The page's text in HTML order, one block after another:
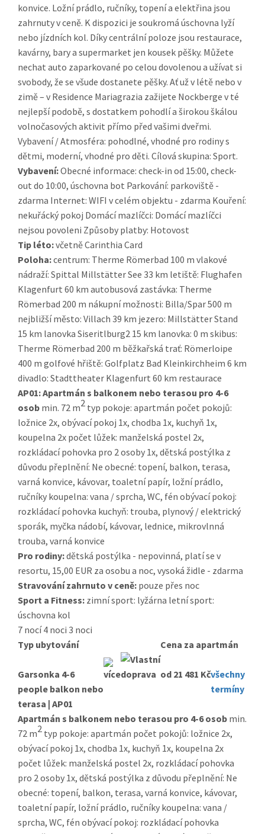
konvice. Ložní prádlo, ručníky, topení a elektřina jsou
zahrnuty v ceně. K dispozici je soukromá úschovna lyží
nebo jízdních kol. Díky centrální poloze jsou restaurace,
kavárny, bary a supermarket jen kousek pěšky. Můžete
nechat auto zaparkované po celou dovolenou a užívat si
svobody, že se všude dostanete pěšky. Ať už v létě nebo v
zimě – v Residence Mariagrazia zažijete Nockberge v té
nejlepší podobě, s dostatkem pohodlí a širokou škálou
volnočasových aktivit přímo před vašimi dveřmi.
Vybavení / Atmosféra: pohodlné, vhodné pro rodiny s
dětmi, moderní, vhodné pro děti. Cílová skupina: Sport.
Vybavení:Obecné informace: check-in od 15:00, check-
out do 10:00, úschovna bot Parkování: parkoviště -
zdarma Internet: WIFI v celém objektu - zdarma Kouření:
nekuřácký pokoj Domácí mazlíčci: Domácí mazlíčci
nejsou povoleni Způsoby platby: Hotovost
Tip léto:včetně Carinthia Card
Poloha:centrum: Therme Römerbad 100 m vlakové
nádraží: Spittal Millstätter See 33 km letiště: Flughafen
Klagenfurt 60 km autobusová zastávka: Therme
Römerbad 200 m nákupní možnosti: Billa/Spar 500 m
nejbližší město: Villach 39 km jezero: Millstätter Stand
15 km lanovka Siseritlburg2 15 km lanovka: 0 m skibus:
Therme Römerbad 200 m běžkařská trať: Römerloipe
400 m golfové hřiště: Golfplatz Bad Kleinkirchheim 6 km
divadlo: Stadttheater Klagenfurt 60 km restaurace
AP01:Apartmán s balkonem nebo terasou pro 4-6
osob min. 72 m2 typ pokoje: apartmán počet pokojů:
ložnice 2x, obývací pokoj 1x, chodba 1x, kuchyň 1x,
koupelna 2x počet lůžek: manželská postel 2x,
rozkládací pohovka pro 2 osoby 1x, dětská postýlka z
důvodu přeplnění: Ne obecné: topení, balkon, terasa,
varná konvice, kávovar, toaletní papír, ložní prádlo,
ručníky koupelna: vana / sprcha, WC, fén obývací pokoj:
rozkládací pohovka kuchyň: trouba, plynový / elektrický
sporák, myčka nádobí, kávovar, lednice, mikrovlnná
trouba, varná konvice
Pro rodiny:dětská postýlka - nepovinná, platí se v
resortu, 15,00 EUR za osobu a noc, vysoká židle - zdarma
Stravování zahrnuto v ceně: pouze přes noc
Sport a Fitness: zimní sport: lyžárna letní sport:
úschovna kol
7 nocí4 noci 3 noci
Typ ubytování
Cena za apartmán
Garsonka 4-6
people balkon nebo
terasa | AP01
od 21 481 Kčvšechny
termíny
Apartmán s balkonem nebo terasou pro 4-6 osob min.
72 m2 typ pokoje: apartmán počet pokojů: ložnice 2x,
obývací pokoj 1x, chodba 1x, kuchyň 1x, koupelna 2x
počet lůžek: manželská postel 2x, rozkládací pohovka
pro 2 osoby 1x, dětská postýlka z důvodu přeplnění: Ne
obecné: topení, balkon, terasa, varná konvice, kávovar,
toaletní papír, ložní prádlo, ručníky koupelna: vana /
sprcha, WC, fén obývací pokoj: rozkládací pohovka